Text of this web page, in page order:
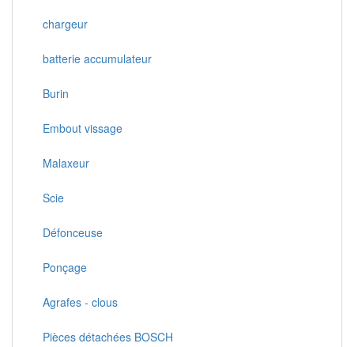
chargeur
batterie accumulateur
Burin
Embout vissage
Malaxeur
Scie
Défonceuse
Ponçage
Agrafes - clous
Pièces détachées BOSCH